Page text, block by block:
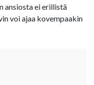
ansiosta ei erillistä
voi ajaa kovempaakin